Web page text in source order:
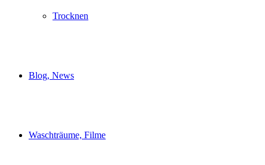
Trocknen
Blog, News
Waschträume, Filme